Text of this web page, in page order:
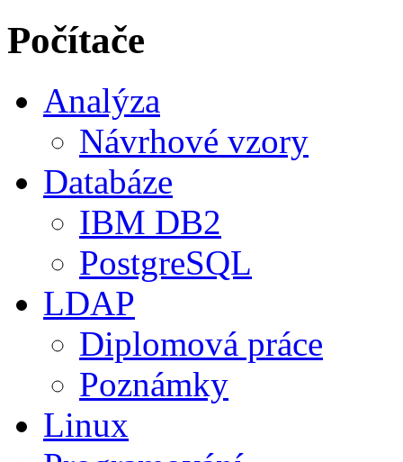
Počítače
Analýza
Návrhové vzory
Databáze
IBM DB2
PostgreSQL
LDAP
Diplomová práce
Poznámky
Linux